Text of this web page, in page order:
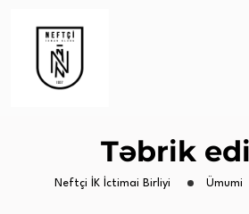
Təbrik
Neftçi İK İctimai Birliyi Ümumi